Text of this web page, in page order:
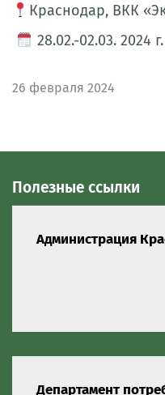
Краснодар, ВКК
28.02.-02.03. 2024 г.
26 февраля 2024
Полезные ссылки
Администрация
Департамент